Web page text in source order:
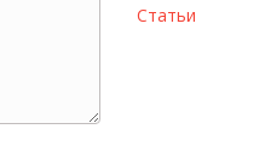
Статьи